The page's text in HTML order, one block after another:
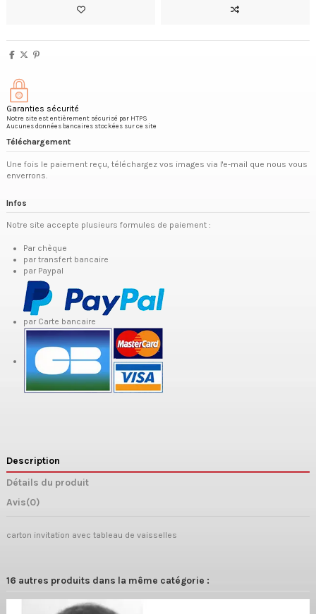
Garanties sécurité
Notre site est entièrement sécurisé par HTPS
Aucunes données bancaires stockées sur ce site
Téléchargement
Une fois le paiement reçu, téléchargez vos images via l'e-mail que nous vous
enverrons.
Infos
Notre site accepte plusieurs formules de paiement :
Par chèque
par transfert bancaire
par Paypal
par Carte bancaire
Description
Détails du produit
Avis(0)
carton invitation avec tableau de vaisselles
16 autres produits dans la même catégorie :